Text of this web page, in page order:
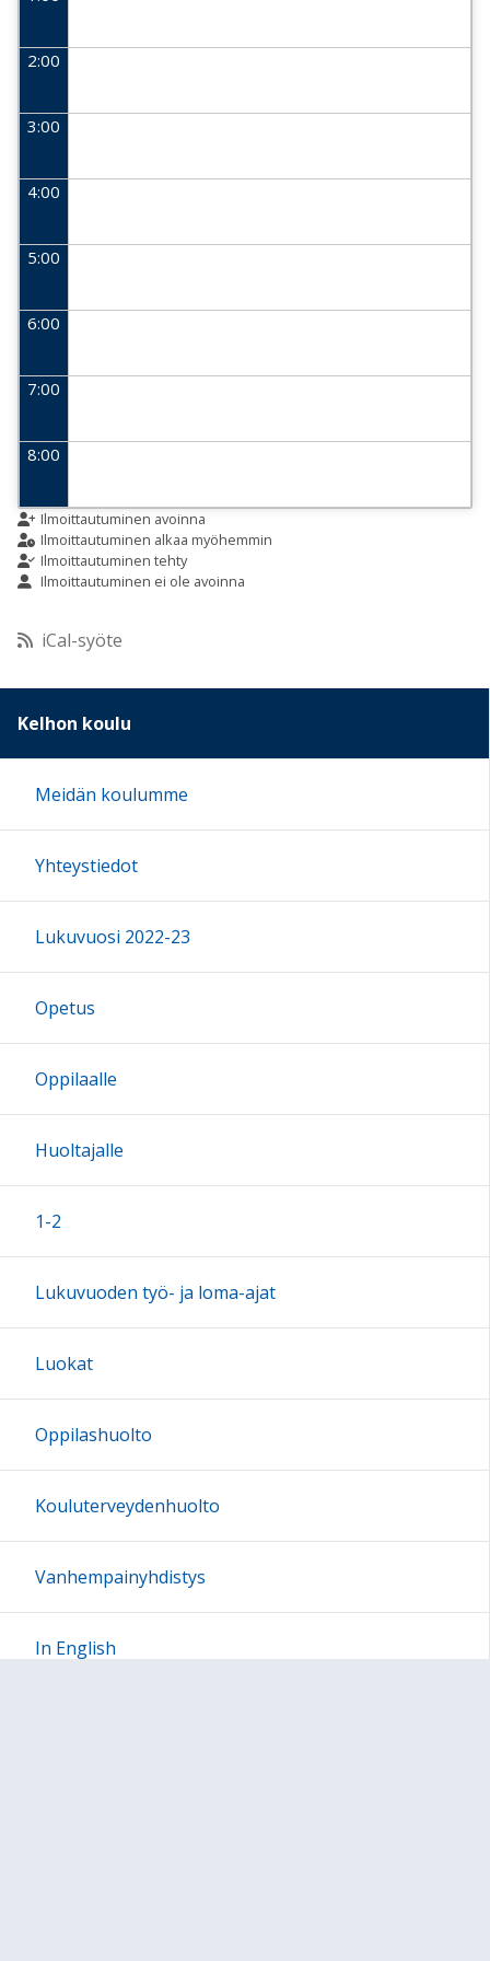
2:00
3:00
4:00
5:00
6:00
7:00
8:00
9:00
10:00
11:00
12:00
16:00
17:00
18:00
22:00
23:00
Ilmoittautuminen avoinna
Ilmoittautuminen alkaa myöhemmin
Ilmoittautuminen tehty
Ilmoittautuminen ei ole avoinna
iCal-syöte
Kelhon koulu
Meidän koulumme
Yhteystiedot
Lukuvuosi 2022-23
Opetus
Oppilaalle
Huoltajalle
1-2
Lukuvuoden työ- ja loma-ajat
Luokat
Oppilashuolto
Kouluterveydenhuolto
Vanhempainyhdistys
In English